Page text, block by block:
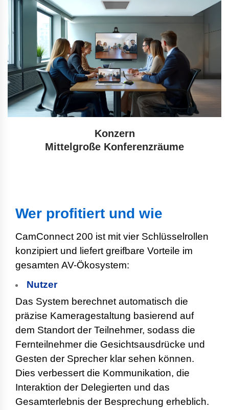
Konzern
Mittelgroße Konferenzräume
Wer profitiert und wie
CamConnect 200 ist mit vier Schlüsselrollen
konzipiert und liefert greifbare Vorteile im
gesamten AV-Ökosystem:
Nutzer
Das System berechnet automatisch die
präzise Kameragestaltung basierend auf
dem Standort der Teilnehmer, sodass die
Fernteilnehmer die Gesichtsausdrücke und
Gesten der Sprecher klar sehen können.
Dies verbessert die Kommunikation, die
Interaktion der Delegierten und das
Gesamterlebnis der Besprechung erheblich.